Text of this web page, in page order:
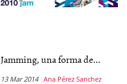
Jamming, una forma de...
13 Mar 2014 Ana Pérez Sanchez